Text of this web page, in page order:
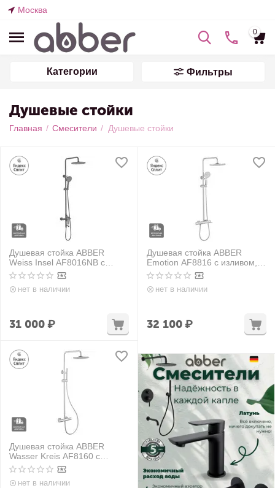
Москва
0
Категории Фильтры
Душевые стойки
Главная / Смесители / Душевые стойки
Душевая стойка ABBER
Weiss Insel AF8016NB с
изливом, черная матовая
нет в наличии
31 000₽
Душевая стойка ABBER
Emotion AF8816 с изливом,
хром
нет в наличии
32 100₽
Душевая стойка ABBER
Wasser Kreis AF8160 с
термостатом без излива,
хром
нет в наличии